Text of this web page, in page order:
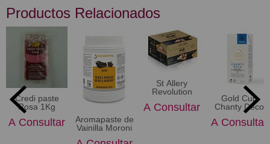
Productos Relacionados
Credi paste
Rosa 1Kg
A Consultar
Aromapaste de
Vainilla Moroni
St Allery
Revolution
A Consultar
Gold Cup
Chanty Deco
A Consultar